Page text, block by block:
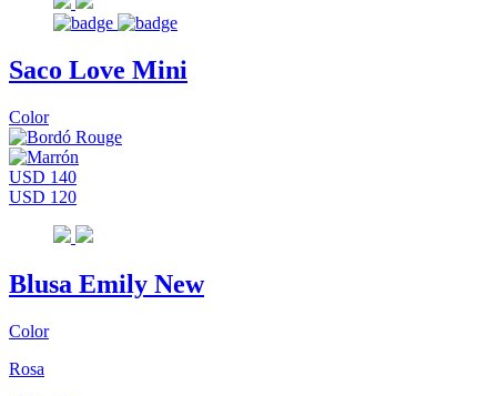
Saco Love Mini
Color
USD 140
USD 120
Blusa Emily New
Color
Rosa